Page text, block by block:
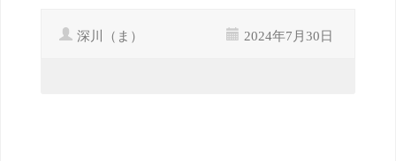
深川（ま） 2024年7月30日